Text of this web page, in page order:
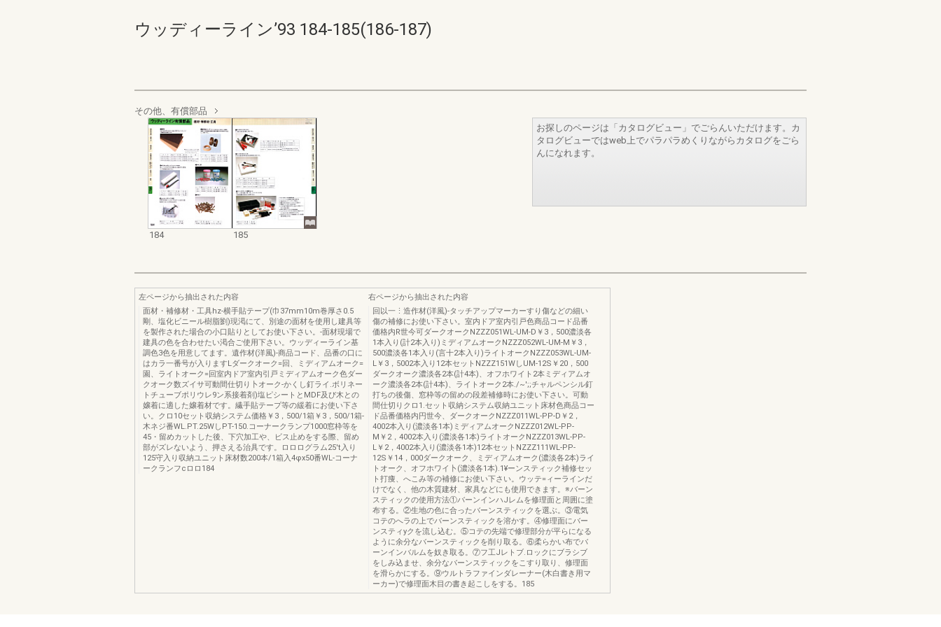
ウッディーライン’93 184-185(186-187)
その他、有償部品
184 185
お探しのページは「カタログビュー」でごらんいただけます。カ
タログビューではweb上でパラパラめくりながらカタログをごら
んになれます。
左ページから抽出された内容
面材・補修材・工具hz-横手貼テープ(巾37mm10m巻厚さ0.5
剛、塩化ビニール樹脂劉)現渇にて、別途の面材を使用し建具等
を製作された場合の小口貼りとしてお使い下さい。-面材現場で
建具の色を合わせたい渇合ご使用下さい。ウッディーライン基
調色3色を用意してます。遺作材(洋風)-商品コード、品番の口に
はカラ一番号が入りますLダークオーク=回、ミディアムオーク=
園、ライトオーク=回室内ドア室内引戸ミディアムオーク色ダー
クオーク数ズイサ可動間仕切り卜オーク-かくし釘ライ.ボリネー
トチューブポリウレ9ン系接着剤)塩ピシートとMDF及び木との
嬢着に適した嬢着材です。繊手貼テープ等の緩着にお使い下さ
い。クロ10セット収納システム価格￥3，500/1箱￥3，500/1箱-
木ネジ番WL.PT.25WしPT-150.コーナークランプ1000窓枠等を
45・留めカットした後、下穴加工や、ビス止めをする際、留め
部がズレないよう、押さえる治具です。ロロログラム25't入り
125守入り収納ユニット床材数200本/1箱入4φx50番WL-コーナ
ークランフcロロ184
右ページから抽出された内容
回以一⋮造作材(洋風)-タッチアップマーカーすり傷などの細い
傷の補修にお使い下さい。室内ドア室内引戸色商品コード品番
価格内R世今可ダークオークNZZZ051WL-UM-D￥3，500濃淡各
1本入り(計2本入り)ミディアムオークNZZZ052WL-UM-M￥3，
500濃淡各1本入り(言十2本入り)ライトオークNZZZ053WL-UM-
L￥3，5002本入り12本セットNZZZ151WしUM-12S￥20，500
ダークオーク濃淡各2本(計4本)、オフホワイト2本ミディアムオ
ーク濃淡各2本(計4本)、ライトオーク2本./~';;チャルペンシル釘
打ちの後傷、窓枠等の留めの段差補修時にお使い下さい。可動
間仕切りクロ1.セット収納システム収納ユニット床材色商品コー
ド品番価格内円世今、ダークオークNZZZ011WL-PP-D￥2，
4002本入り(濃淡各1本)ミディアムオークNZZZ012WL-PP-
M￥2，4002本入り(濃淡各1本)ライトオークNZZZ013WL-PP-
L￥2，4002本入り(濃淡各1本)12本セットNZZZ111WL-PP-
12S￥14，000ダークオーク、ミディアムオーク(濃淡各2本)ライ
トオーク、オフホワイ卜(濃淡各1本).1¥ーンスティック補修セッ
ト打痩、へこみ等の補修にお使い下さい。ウッテ=ィーラインだ
けでなく、他の木質建材、家具などにも使用できます。※バーン
スティックの使用方法①バーンインハJレムを修理面と周囲に塗
布する。②生地の色に合ったバーンスティックを選ぶ。③電気
コテのへラの上でバーンスティックを溶かす。④修理面にバー
ンスティyクを流し込む。⑤コテの先端で修理部分が平らになる
ように余分なバーンスティックを削り取る。⑥柔らかい布でバ
ーンインバルムを奴き取る。⑦フ工Jレトブ.ロックにブラシブ
をしみ込ませ、余分なバーンスティックをこすり取り、修理面
を滑らかにする。⑨ウルトラファインダレーナー(木白書き用マ
ーカー)で修理面木目の書き起こしをする。185